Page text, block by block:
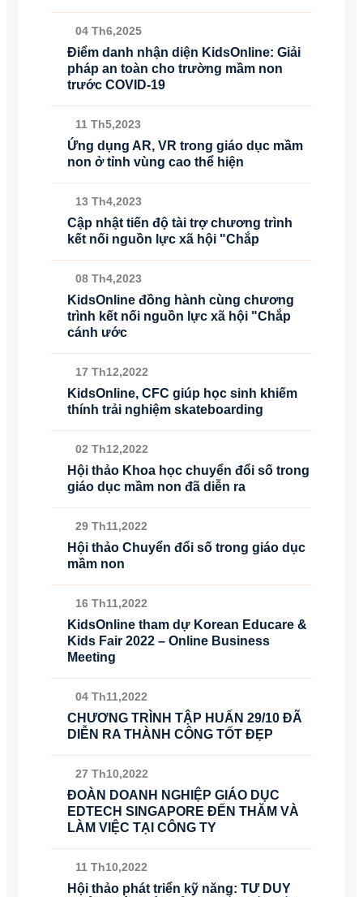
04 Th6,2025
Điểm danh nhận diện KidsOnline: Giải
pháp an toàn cho trường mầm non
trước COVID-19
11 Th5,2023
Ứng dụng AR, VR trong giáo dục mầm
non ở tỉnh vùng cao thể hiện
13 Th4,2023
Cập nhật tiến độ tài trợ chương trình
kết nối nguồn lực xã hội "Chắp
08 Th4,2023
KidsOnline đồng hành cùng chương
trình kết nối nguồn lực xã hội "Chắp
cánh ước
17 Th12,2022
KidsOnline, CFC giúp học sinh khiếm
thính trải nghiệm skateboarding
02 Th12,2022
Hội thảo Khoa học chuyển đổi số trong
giáo dục mầm non đã diễn ra
29 Th11,2022
Hội thảo Chuyển đổi số trong giáo dục
mầm non
16 Th11,2022
KidsOnline tham dự Korean Educare &
Kids Fair 2022 – Online Business
Meeting
04 Th11,2022
CHƯƠNG TRÌNH TẬP HUẤN 29/10 ĐÃ
DIỄN RA THÀNH CÔNG TỐT ĐẸP
27 Th10,2022
ĐOÀN DOANH NGHIỆP GIÁO DỤC
EDTECH SINGAPORE ĐẾN THĂM VÀ
LÀM VIỆC TẠI CÔNG TY
11 Th10,2022
Hội thảo phát triển kỹ năng: TƯ DUY